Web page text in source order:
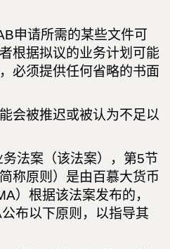
申请所需的某些文件可
根据拟议的业务计划可能
必须提供任何省略的书面
会被推迟或被认为不足以
法案（该法案），第5节
称原则）是由百慕大货币
）根据该法案发布的，
布以下原则，以指导其